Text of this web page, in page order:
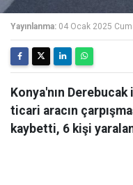
Yayınlanma: 04 Ocak 2025
Konya'nın
ticari aracın
kaybetti, 6 kişi